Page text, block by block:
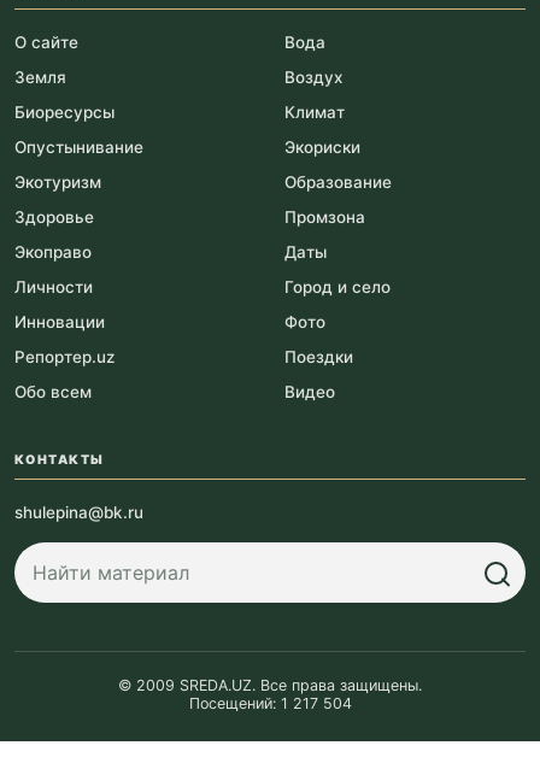
О сайте
Вода
Земля
Воздух
Биоресурсы
Климат
Опустынивание
Экориски
Экотуризм
Образование
Здоровье
Промзона
Экоправо
Даты
Личности
Город и село
Инновации
Фото
Репортер.uz
Поездки
Обо всем
Видео
КОНТАКТЫ
shulepina@bk.ru
© 2009 SREDA.UZ. Все права защищены.
Посещений: 1 217 504